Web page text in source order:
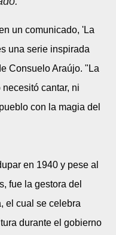
un comunicado, 'La
una serie inspirada
Consuelo Araújo. "La
cantar, ni
con la magia del
en 1940 y pese al
fue la gestora del
el cual se celebra
durante el gobierno